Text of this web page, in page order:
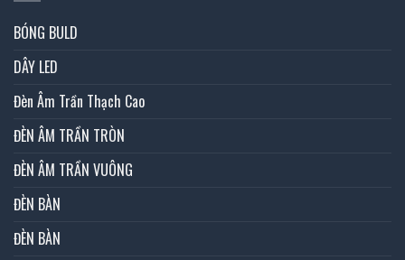
BÓNG BULD
DÂY LED
Đèn Âm Trần Thạch Cao
ĐÈN ÂM TRẦN TRÒN
ĐÈN ÂM TRẦN VUÔNG
ĐÈN BÀN
ĐÈN BÀN